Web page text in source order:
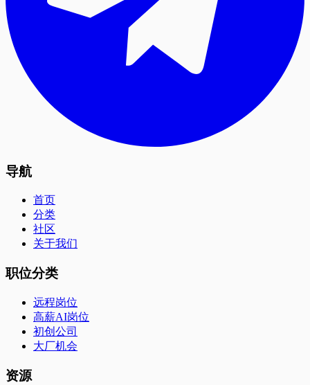
导航
首页
分类
社区
关于我们
职位分类
远程岗位
高薪AI岗位
初创公司
大厂机会
资源